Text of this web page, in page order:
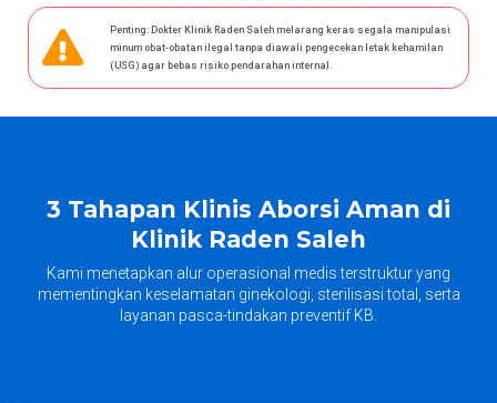
Penting: Dokter Klinik Raden Saleh melarang keras segala manipulasi
minum obat-obatan ilegal tanpa diawali pengecekan letak kehamilan
(USG) agar bebas risiko pendarahan internal.
3 Tahapan Klinis Aborsi Aman di
Klinik Raden Saleh
Kami menetapkan alur operasional medis terstruktur yang
mementingkan keselamatan ginekologi, sterilisasi total, serta
layanan pasca-tindakan preventif KB.